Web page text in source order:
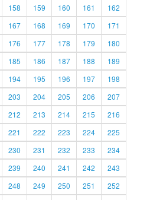
158 159 160 161
162
167 168 169 170
171
176 177 178 179
180
185 186 187 188
189
194 195 196 197
198
203 204 205 206
207
212 213 214 215
216
221 222 223 224
225
230 231 232 233
234
239 240 241 242
243
248 249 250 251
252